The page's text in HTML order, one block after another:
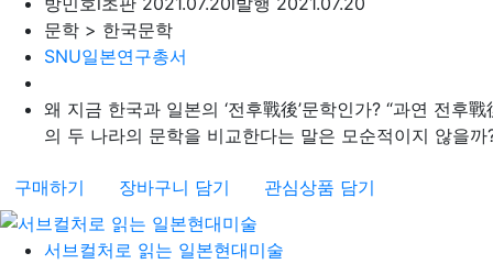
문학 > 한국문학
SNU일본연구총서
왜 지금 한국과 일본의 ‘전후戰後’문학인가? “과연 전후
의 두 나라의 문학을 비교한다는 말은 모순적이지 않을까
구매하기 장바구니 담기 관심상품 담기
서브컬처로 읽는 일본현대미술